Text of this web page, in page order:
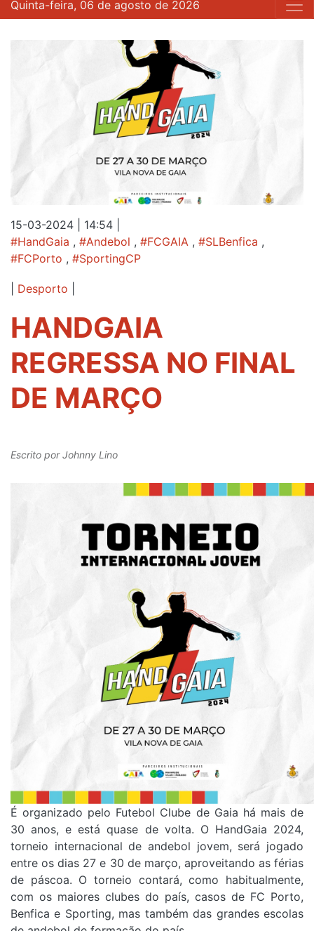
Quinta-feira, 06 de agosto de 2026
15-03-2024 | 14:54
#HandGaia , #Andebol , #FCGAIA , #SLBenfica ,
#FCPorto , #SportingCP
Desporto
HANDGAIA
REGRESSA NO FINAL
DE MARÇO
Escrito porJohnny Lino
É organizado pelo Futebol Clube de Gaia há mais de
30 anos, e está quase de volta. O HandGaia 2024,
torneio internacional de andebol jovem, será jogado
entre os dias 27 e 30 de março, aproveitando as férias
de páscoa. O torneio contará, como habitualmente,
com os maiores clubes do país, casos de FC Porto,
Benfica e Sporting, mas também das grandes escolas